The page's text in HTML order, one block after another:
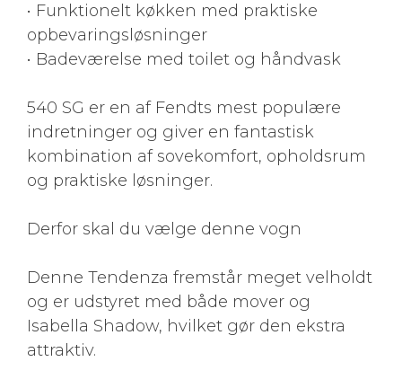
• Funktionelt køkken med praktiske
opbevaringsløsninger
• Badeværelse med toilet og håndvask
540 SG er en af Fendts mest populære
indretninger og giver en fantastisk
kombination af sovekomfort, opholdsrum
og praktiske løsninger.
Derfor skal du vælge denne vogn
Denne Tendenza fremstår meget velholdt
og er udstyret med både mover og
Isabella Shadow, hvilket gør den ekstra
attraktiv.